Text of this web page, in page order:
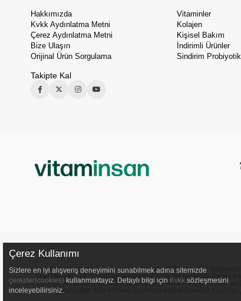
Hakkımızda
Kvkk Aydınlatma Metni
Çerez Aydınlatma Metni
Bize Ulaşın
Orijinal Ürün Sorgulama
Takipte Kal
Vitaminler
Kolajen
Kişisel Bakım
İndirimli Ürünler
Sindirim Probiyotik
Web sitemizde sunulan ürünler, vitaminler ve gıda
yapmamakta ve satılan ürünlerin herhangi bir hastalığı
nedenle yer verilen içerikler sadece bilgilendirme amacı taşır ve
onaylanmıştır. Söz konusu ürünlerle ilgili kullanılan tüm
Çerez Kullanımı
Sizlere en iyi alışveriş deneyimini sunabilmek adına sitemizde
çerezler(cookies) kullanmaktayız. Detaylı bilgi için Kvkk sözleşmesini
inceleyebilirsiniz.